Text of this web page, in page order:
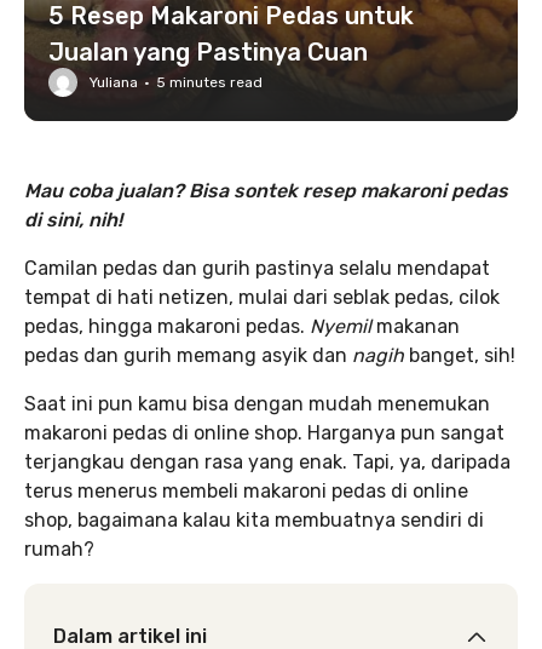
5 Resep Makaroni Pedas untuk
Jualan yang Pastinya Cuan
Yuliana · 5 minutes read
Mau coba jualan? Bisa sontek resep makaroni pedas
di sini, nih!
Camilan pedas dan gurih pastinya selalu mendapat
tempat di hati netizen, mulai dari seblak pedas, cilok
pedas, hingga makaroni pedas. Nyemilmakanan
pedas dan gurih memang asyik dan nagih banget, sih!
Saat ini pun kamu bisa dengan mudah menemukan
makaroni pedas di online shop. Harganya pun sangat
terjangkau dengan rasa yang enak. Tapi, ya, daripada
terus menerus membeli makaroni pedas di online
shop, bagaimana kalau kita membuatnya sendiri di
rumah?
Dalam artikel ini